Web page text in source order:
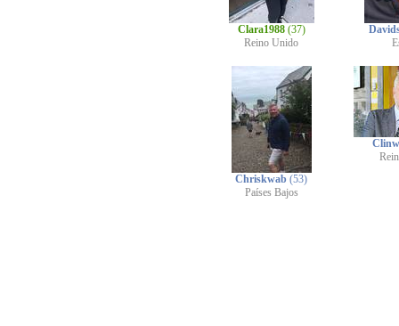
Clara1988 (37)
Reino Unido
Chriskwab (53)
Países Bajos